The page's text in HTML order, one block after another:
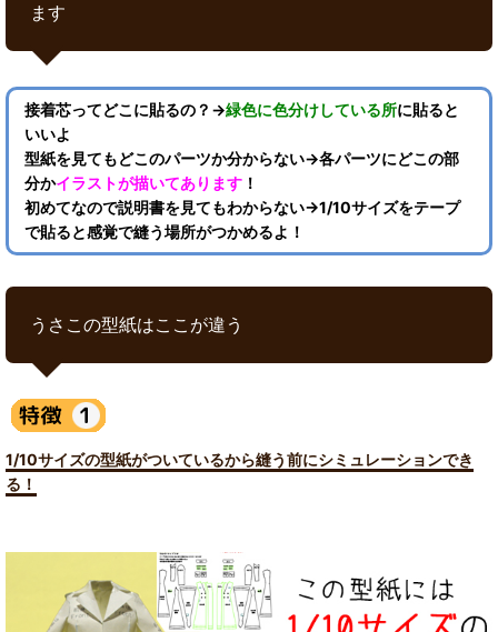
ます
接着芯ってどこに貼るの？→緑色に色分けしている所に貼ると
いいよ
型紙を見てもどこのパーツか分からない→各パーツにどこの部
分かイラストが描いてあります ！
初めてなので説明書を見てもわからない→1/10サイズをテープ
で貼ると感覚で縫う場所がつかめるよ！
うさこの型紙はここが違う
1/10サイズの型紙がついているから縫う前にシミュレーションでき
る！